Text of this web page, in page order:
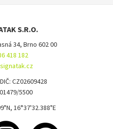
S.R.O.
34, Brno 602 00
418 182
CZ02609428
5500
16°37'32.388"E